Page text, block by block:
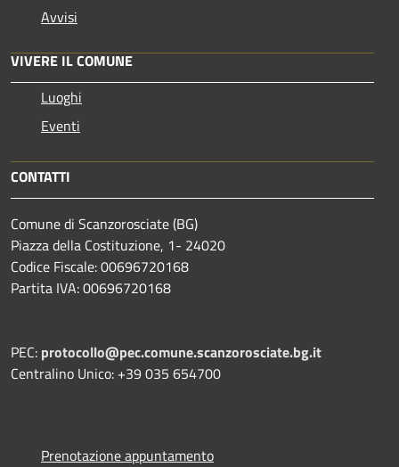
Avvisi
VIVERE IL COMUNE
Luoghi
Eventi
CONTATTI
Comune di Scanzorosciate (BG)
Piazza della Costituzione, 1- 24020
Codice Fiscale: 00696720168
Partita IVA: 00696720168
PEC: protocollo@pec.comune.scanzorosciate.bg.it
Centralino Unico: +39 035 654700
Prenotazione appuntamento